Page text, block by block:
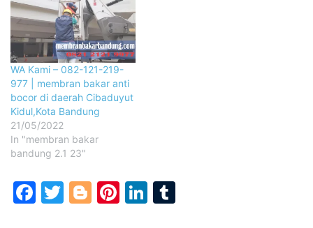
WA Kami – 082-121-219-
977 | membran bakar anti
bocor di daerah Cibaduyut
Kidul,Kota Bandung
21/05/2022
In "membran bakar
bandung 2.1 23"
Facebook
Twitter
Blogger
Pinterest
LinkedIn